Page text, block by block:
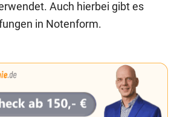
Auch hierbei gibt es
in Notenform.